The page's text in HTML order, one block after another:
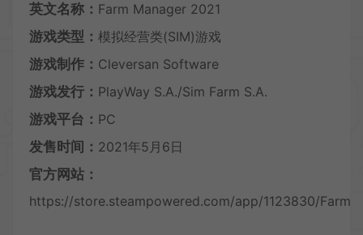
英文名称： Farm Manager 2021
游戏类型： 模拟经营类(SIM)游戏
游戏制作： Cleversan Software
游戏发行： PlayWay S.A./Sim Farm S.A.
游戏平台： PC
发售时间： 2021年5月6日
官方网站：
https://store.steampowered.com/app/1123830/